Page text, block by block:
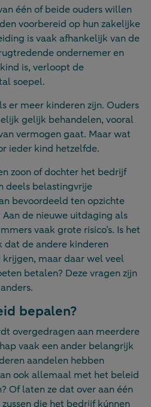
één of beide ouders willen
voorbereid op hun zakelijke
is vaak afhankelijk van de
ondernemer en
is, verloopt de
soepel.
er meer kinderen zijn. Ouders
gelijk behandelen, vooral
vermogen gaat. Maar wat
ieder kind hetzelfde.
zoon of dochter het bedrijf
deels belastingvrije
bevoordeeld ten opzichte
de nieuwe uitdaging als
vaak grote risico’s. Is het
dat de andere kinderen
maar daar wel veel
betalen? Deze vragen zijn
bepalen?
overgedragen aan meerdere
vaak een ander belangrijk
aandelen hebben
ook allemaal met het beleid
Of laten ze dat over aan één
die het bedrijf kúnnen